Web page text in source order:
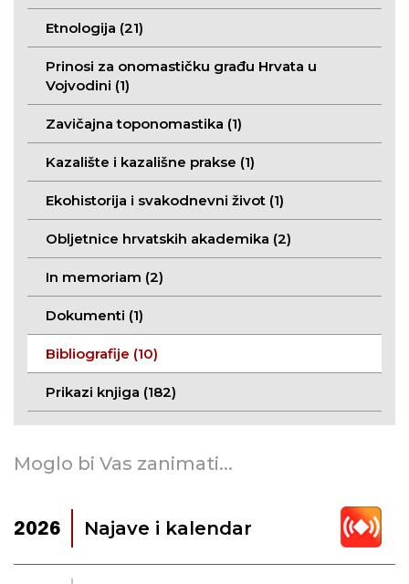
Etnologija (21)
Prinosi za onomastičku građu Hrvata u
Vojvodini (1)
Zavičajna toponomastika (1)
Kazalište i kazališne prakse (1)
Ekohistorija i svakodnevni život (1)
Obljetnice hrvatskih akademika (2)
In memoriam (2)
Dokumenti (1)
Bibliografije (10)
Prikazi knjiga (182)
Moglo bi Vas zanimati...
2026 Najave i kalendar